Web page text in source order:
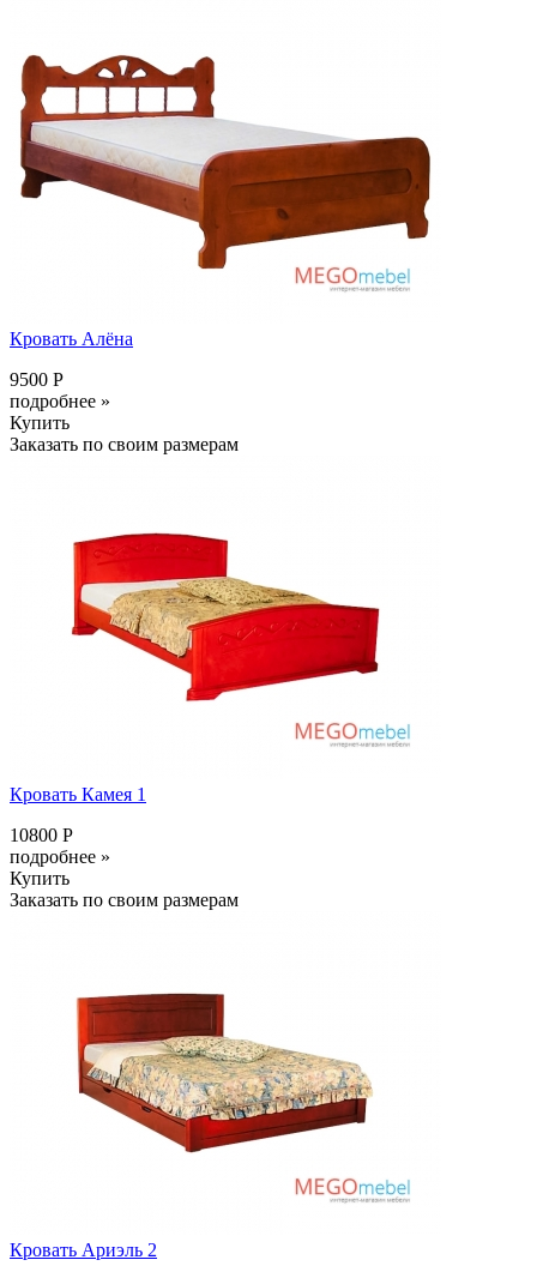
Кровать Алёна
9500 Р
подробнее »
Купить
Заказать по своим размерам
Кровать Камея 1
10800 Р
подробнее »
Купить
Заказать по своим размерам
Кровать Ариэль 2